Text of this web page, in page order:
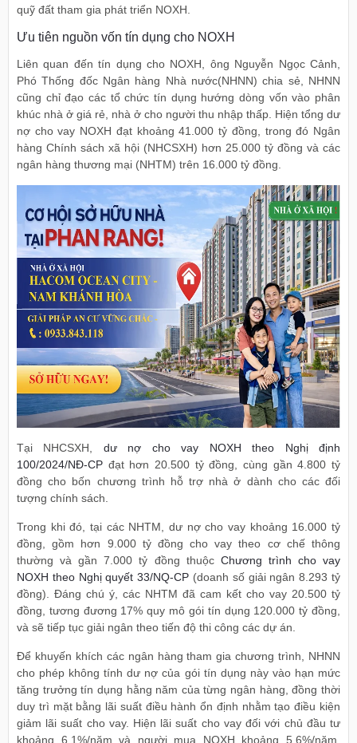
quỹ đất tham gia phát triển NOXH.
Ưu tiên nguồn vốn tín dụng cho NOXH
Liên quan đến tín dụng cho NOXH, ông Nguyễn Ngọc Cảnh,
Phó Thống đốc Ngân hàng Nhà nước(NHNN) chia sẻ, NHNN
cũng chỉ đạo các tổ chức tín dụng hướng dòng vốn vào phân
khúc nhà ở giá rẻ, nhà ở cho người thu nhập thấp. Hiện tổng dư
nợ cho vay NOXH đạt khoảng 41.000 tỷ đồng, trong đó Ngân
hàng Chính sách xã hội (NHCSXH) hơn 25.000 tỷ đồng và các
ngân hàng thương mại (NHTM) trên 16.000 tỷ đồng.
Tại NHCSXH, dư nợ cho vay NOXH theo Nghị định
100/2024/NĐ-CP đạt hơn 20.500 tỷ đồng, cùng gần 4.800 tỷ
đồng cho bốn chương trình hỗ trợ nhà ở dành cho các đối
tượng chính sách.
Trong khi đó, tại các NHTM, dư nợ cho vay khoảng 16.000 tỷ
đồng, gồm hơn 9.000 tỷ đồng cho vay theo cơ chế thông
thường và gần 7.000 tỷ đồng thuộc Chương trình cho vay
NOXH theo Nghị quyết 33/NQ-CP (doanh số giải ngân 8.293 tỷ
đồng). Đáng chú ý, các NHTM đã cam kết cho vay 20.500 tỷ
đồng, tương đương 17% quy mô gói tín dụng 120.000 tỷ đồng,
và sẽ tiếp tục giải ngân theo tiến độ thi công các dự án.
Để khuyến khích các ngân hàng tham gia chương trình, NHNN
cho phép không tính dư nợ của gói tín dụng này vào hạn mức
tăng trưởng tín dụng hằng năm của từng ngân hàng, đồng thời
duy trì mặt bằng lãi suất điều hành ổn định nhằm tạo điều kiện
giảm lãi suất cho vay. Hiện lãi suất cho vay đối với chủ đầu tư
khoảng 6,1%/năm và người mua NOXH khoảng 5,6%/năm,